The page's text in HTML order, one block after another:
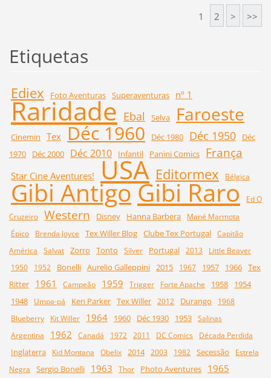
1 2 > >>
Etiquetas
Ediex Foto Aventuras Superaventuras nº 1
Raridade Ebal Selva Faroeste
Cinemin Tex Déc 1960 Déc 1980 Déc 1950
Déc
1970
Déc 2000 Déc 2010 Infantil Panini Comics França
Star Cine Aventures! USA Editormex Bélgica
Gibi AntigoGibi Raro
Ed O
Cruzeiro Western Disney Hanna Barbera
Mané Marmota
Épico
Brenda Joyce Tex Willer Blog Clube Tex Portugal Capitão
América
Salvat Zorro Tonto Silver Portugal 2013
Little Beaver
1950
1952 Bonelli Aurelio Galleppini 2015 1967 1957 1966 Tex
Ritter
1961 Campeão 1959 Trigger Forte Apache 1958
1954
1948
Umpa-pá Ken Parker Tex Willer 2012 Durango
1968
Blueberry
Kit Willer 1964 1960 Déc 1930 1953 Salinas
Argentina
1962 Canadá 1972 2011 DC Comics Década Perdida
Inglaterra Kid Montana Obelix 2014 2003 1982 Secessão
Estrela
Negra
Sergio Bonelli 1963 Thor Photo Aventures 1965